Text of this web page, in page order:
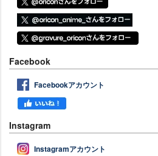
Facebook
Facebookアカウント
Instagram
Instagramアカウント